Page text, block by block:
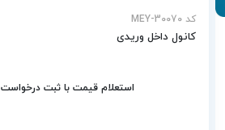
کد MEY-30070
کانول داخل وریدی
استعلام قیمت با ثبت درخواست